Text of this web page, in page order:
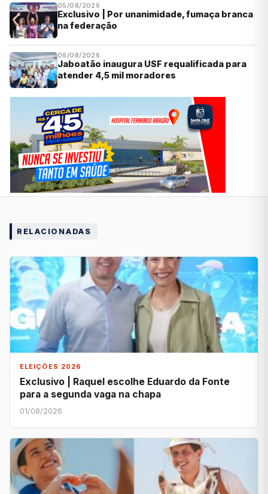
05/08/2026
Exclusivo | Por unanimidade, fumaça branca
na federação
06/08/2026
Jaboatão inaugura USF requalificada para
atender 4,5 mil moradores
RELACIONADAS
ELEIÇÕES 2026
Exclusivo | Raquel escolhe Eduardo da Fonte
para a segunda vaga na chapa
01/08/2026